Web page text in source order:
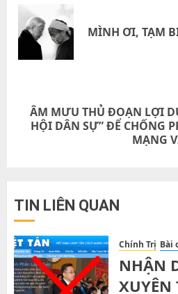
navigation
MÌNH ƠI, TẠM
Next
ÂM MƯU THỦ ĐOẠN LỢI
HỘI DÂN SỰ” ĐỂ CHỐNG
MẠNG
TIN LIÊN QUAN
Chính Trị Bài
NHẬN
XUYÊN